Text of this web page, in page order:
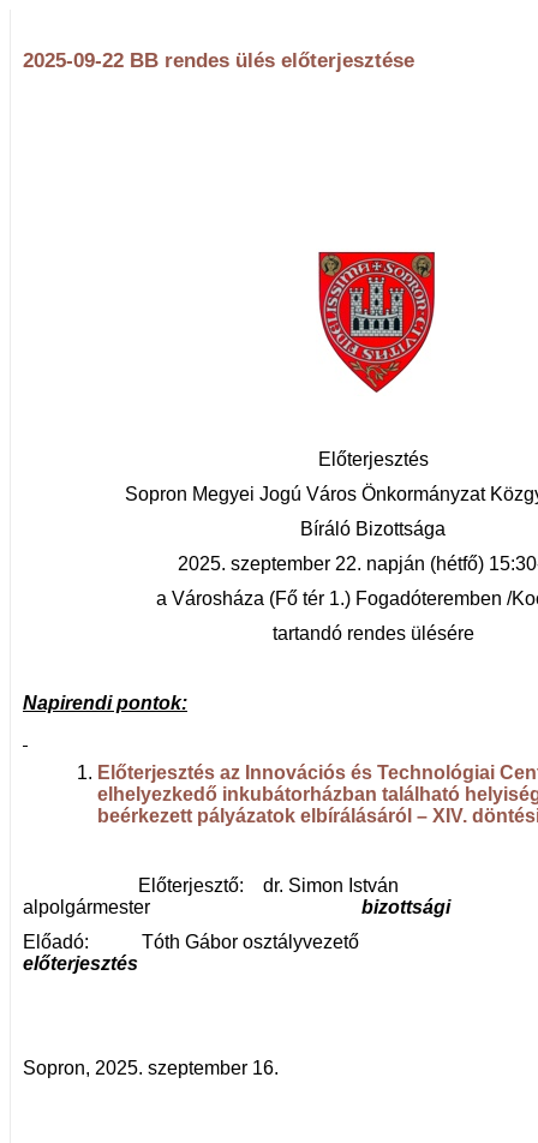
2025-09-22 BB rendes ülés előterjesztése
Előterjesztés
Sopron Megyei Jogú Város Önkormányzat
Bíráló Bizottsága
2025. szeptember 22. napján (hétfő)
a Városháza (Fő tér 1.) Fogadóteremben /
tartandó rendes ülésére
Napirendi pontok:
Előterjesztés az Innovációs és Technológiai
elhelyezkedő inkubátorházban található
beérkezett pályázatok elbírálásáról – XIV.
Előterjesztő: dr. Simon István
alpolgármester bizottsági
Előadó: Tóth Gábor
előterjesztés
Sopron, 2025. szeptember 16.